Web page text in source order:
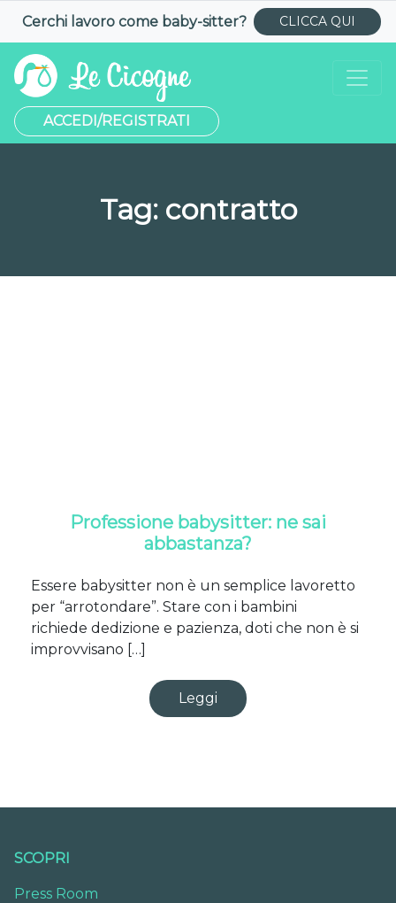
Cerchi lavoro come baby-sitter? CLICCA QUI
ACCEDI/REGISTRATI
Tag: contratto
Professione babysitter: ne sai
abbastanza?
Essere babysitter non è un semplice lavoretto
per “arrotondare”. Stare con i bambini
richiede dedizione e pazienza, doti che non è si
improvvisano […]
Leggi
SCOPRI
Press Room